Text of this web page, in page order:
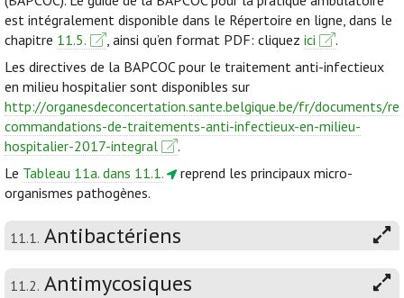
est intégralement disponible dans le Répertoire en ligne, dans le
chapitre 11.5. , ainsi qu’en format PDF: cliquez ici
.
Les directives de la BAPCOC pour le traitement anti-infectieux
en milieu hospitalier sont disponibles sur
http://organesdeconcertation.sante.belgique.be/fr/documents/re
commandations-de-traitements-anti-infectieux-en-milieu-
hospitalier-2017-integral
.
Le Tableau 11a. dans 11.1.
reprend les principaux micro-
organismes pathogènes.
11.1. Antibactériens
11.2. Antimycosiques